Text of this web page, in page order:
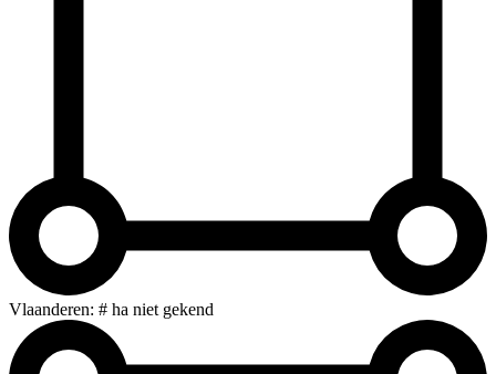
Vlaanderen: # ha niet gekend